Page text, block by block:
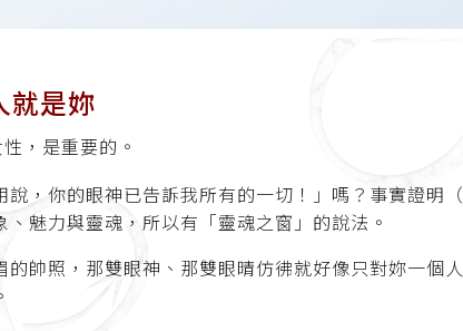
就是妳
，是重要的。
，你的眼神已告訴我所有的一切！」嗎？事實證明
魅力與靈魂，所以有「靈魂之窗」的說法。
帥照，那雙眼神、那雙眼晴仿彿就好像只對妳一個